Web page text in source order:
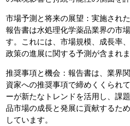
市場予測と将来の展望：実施され
報告書は水処理化学薬品業界の市
す。これには、市場規模、成長率
政策の進展に関する予測が含まれま
推奨事項と機会：報告書は、業界
資家への推奨事項で締めくくられ
ーが新たなトレンドを活用し、課
品市場の成長と発展に貢献するた
しています。